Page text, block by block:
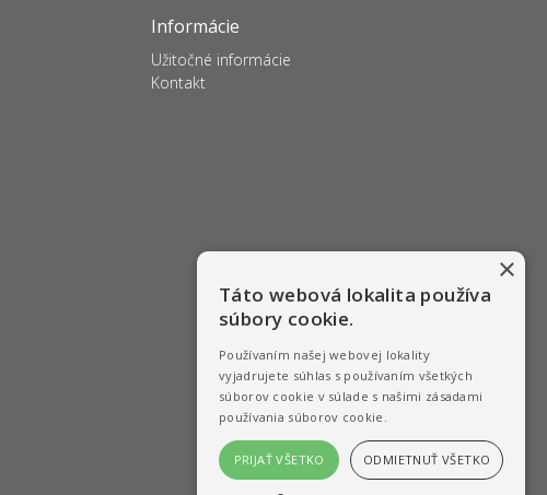
Informácie
Užitočné informácie
Kontakt
×
Táto webová lokalita používa
súbory cookie.
Používaním našej webovej lokality
vyjadrujete súhlas s používaním všetkých
súborov cookie v súlade s našimi zásadami
používania súborov cookie.
PRIJAŤ VŠETKO ODMIETNUŤ VŠETKO